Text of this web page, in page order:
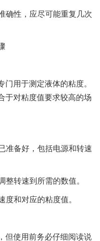
确性，应尽可能重复几次
用于测定液体的粘度。
于对粘度值要求较高的场
准备好，包括电源和转速
整转速到所需的数值。
度和对应的粘度值。
但使用前务必仔细阅读说